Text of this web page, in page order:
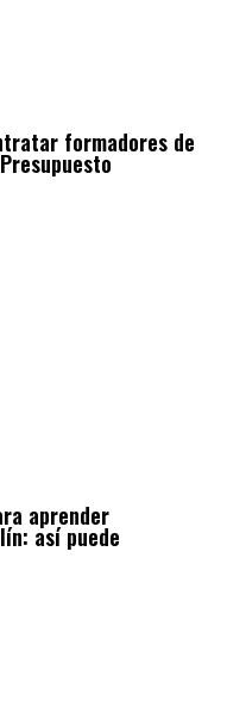
formadores de
aprender
así puede